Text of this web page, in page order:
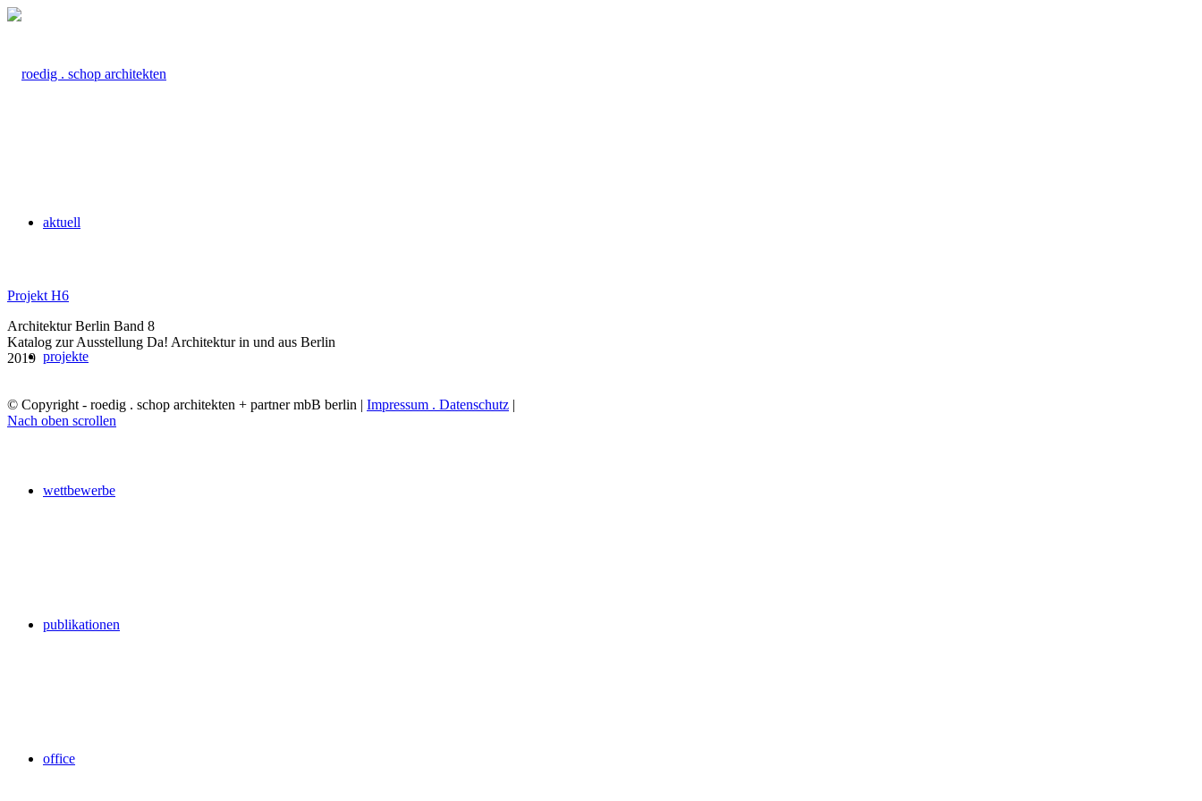
aktuell
projekte
wettbewerbe
publikationen
office
Projekt H6
Architektur Berlin Band 8
Katalog zur Ausstellung Da! Architektur in und aus Berlin
2019
© Copyright - roedig . schop architekten + partner mbB berlin | Impressum . Datenschutz |
Nach oben scrollen